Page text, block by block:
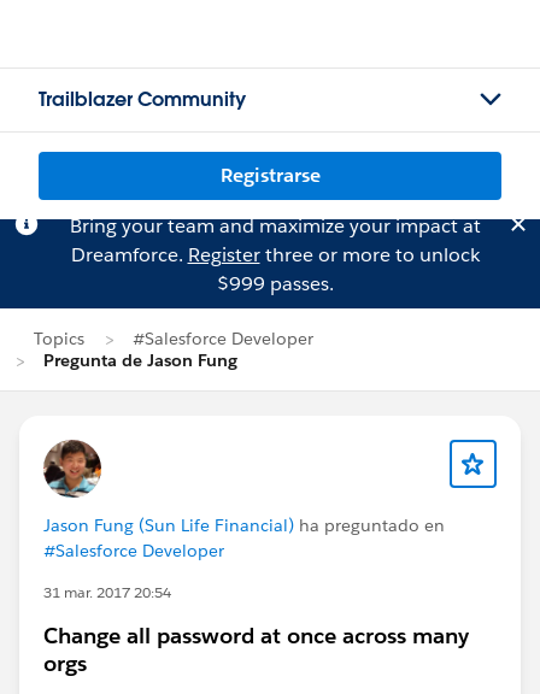
Trailblazer Community
Registrarse
Bring your team and maximize your impact at
Dreamforce. Registerthree or more to unlock
$999 passes.
Topics
#Salesforce Developer
Pregunta de Jason Fung
Jason Fung (Sun Life Financial) ha preguntado en
#Salesforce Developer
31 mar. 2017 20:54
Change all password at once across many
orgs